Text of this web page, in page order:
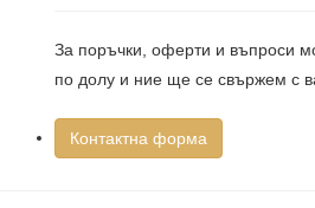
За поръчки, оферти и въпроси
по долу и ние ще се свържем с
Контактна форма